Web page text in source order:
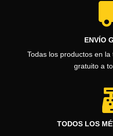
ENVÍO
Todas los productos en
gratuito a
TODOS LOS